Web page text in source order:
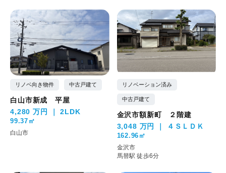
リノベ向き物件 中古戸建て
白山市新成 平屋
4,280 万円
2LDK
99.37㎡
白山市
リノベーション済み
中古戸建て
金沢市額新町 ２階建
3,048 万円
４ＳＬＤＫ
162.96㎡
金沢市
馬替駅 徒歩6分